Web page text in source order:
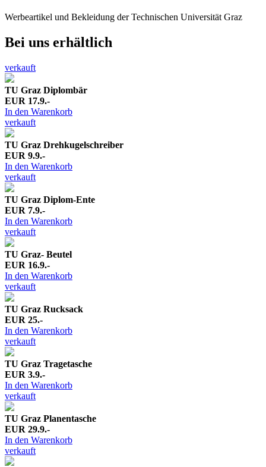
Werbeartikel und Bekleidung der Technischen Universität Graz
Bei uns erhältlich
verkauft
TU Graz Diplombär
EUR 17.9.-
In den Warenkorb
verkauft
TU Graz Drehkugelschreiber
EUR 9.9.-
In den Warenkorb
verkauft
TU Graz Diplom-Ente
EUR 7.9.-
In den Warenkorb
verkauft
TU Graz- Beutel
EUR 16.9.-
In den Warenkorb
verkauft
TU Graz Rucksack
EUR 25.-
In den Warenkorb
verkauft
TU Graz Tragetasche
EUR 3.9.-
In den Warenkorb
verkauft
TU Graz Planentasche
EUR 29.9.-
In den Warenkorb
verkauft